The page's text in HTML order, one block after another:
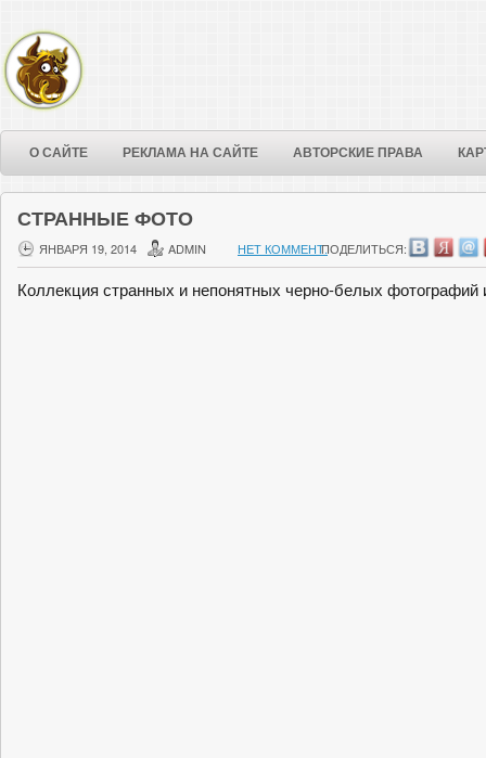
О САЙТЕ РЕКЛАМА НА САЙТЕ АВТОРСКИЕ ПРАВА
СТРАННЫЕ ФОТО
ЯНВАРЯ 19, 2014 ADMIN НЕТ КОММЕНТ.ПОДЕЛИТЬСЯ:
Коллекция странных и непонятных черно-белых